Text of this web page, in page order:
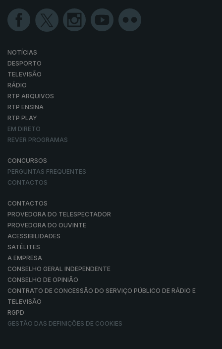
NOTÍCIAS
DESPORTO
TELEVISÃO
RÁDIO
RTP ARQUIVOS
RTP ENSINA
RTP PLAY
EM DIRETO
REVER PROGRAMAS
CONCURSOS
PERGUNTAS FREQUENTES
CONTACTOS
CONTACTOS
PROVEDORA DO TELESPECTADOR
PROVEDORA DO OUVINTE
ACESSIBILIDADES
SATÉLITES
A EMPRESA
CONSELHO GERAL INDEPENDENTE
CONSELHO DE OPINIÃO
CONTRATO DE CONCESSÃO DO SERVIÇO PÚBLICO DE RÁDIO E
TELEVISÃO
RGPD
GESTÃO DAS DEFINIÇÕES DE COOKIES